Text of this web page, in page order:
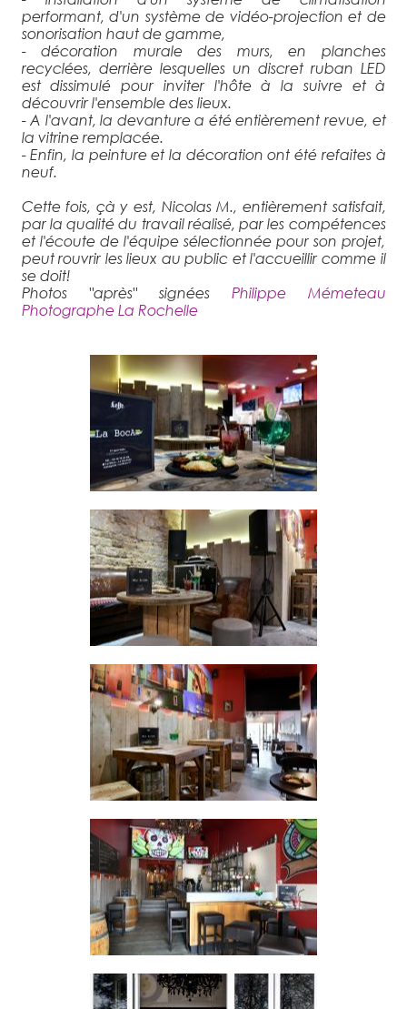
performant, d'un système de vidéo-projection et de
sonorisation haut de gamme,
- décoration murale des murs, en planches
recyclées, derrière lesquelles un discret ruban LED
est dissimulé pour inviter l'hôte à la suivre et à
découvrir l'ensemble des lieux.
- A l'avant, la devanture a été entièrement revue, et
la vitrine remplacée.
- Enfin, la peinture et la décoration ont été refaites à
neuf.
Cette fois, çà y est, Nicolas M., entièrement satisfait,
par la qualité du travail réalisé, par les compétences
et l'écoute de l'équipe sélectionnée pour son projet,
peut rouvrir les lieux au public et l'accueillir comme il
se doit!
Photos "après" signées Philippe Mémeteau
Photographe La Rochelle